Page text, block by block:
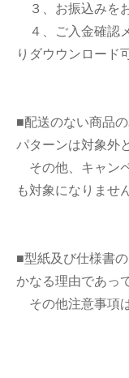
３、お振込みを
４、ご入金確認
りダウウンロード
■配送のない商品
パターンは対象外
その他、キャン
も対象になりませ
■型紙及び仕様書
かなる理由であっ
その他注意事項